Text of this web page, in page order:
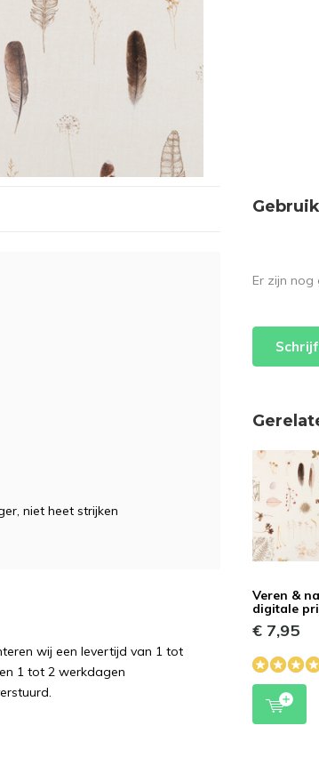
niet heet strijken
wij een levertijd van 1 tot
1 tot 2 werkdagen
Er zijn nog
Veren &
digitale
€ 7,95